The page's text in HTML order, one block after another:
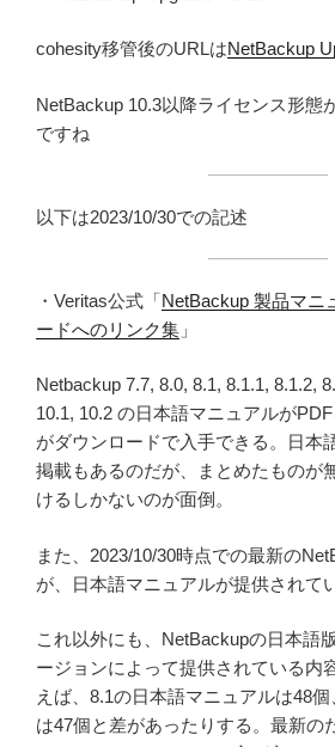
cohesity移管後のURLはNetBackup
NetBackup 10.3以降ライセンス形態
ですね
以下は2023/10/30での記述
・Veritas公式「NetBackup 製品マニ
ードへのリンク集 」
Netbackup 7.7, 8.0, 8.1, 8.1.1, 8.1.2,
10.1, 10.2 の日本語マニュアルが
がダウンロードで入手できる。日本
掲載もあるのだが、まとめたものが
けるしかないのが面倒。
また、2023/10/30時点での最新の
が、日本語マニュアルが提供されて
これ以外にも、NetBackupの日本語
ージョンによって提供されている内
えば、8.1の日本語マニュアルは48
は47個と差があったりする。最新の